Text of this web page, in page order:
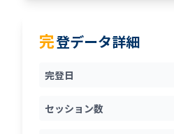
完登データ詳細
完登日
セッション数